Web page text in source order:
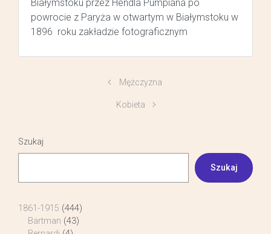
Białymstoku przez Hendla Pumpiana po
powrocie z Paryża w otwartym w Białymstoku w
1896 roku zakładzie fotograficznym
Mężczyzna
Kobieta
Szukaj
Szukaj
1861-1915 (444)
Bartman (43)